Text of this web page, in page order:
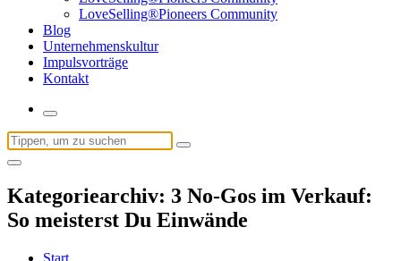
LoveSelling®Pioneers Community
Blog
Unternehmenskultur
Impulsvorträge
Kontakt
Suchen
nach:
Kategoriearchiv: 3 No-Gos im Verkauf:
So meisterst Du Einwände
Start